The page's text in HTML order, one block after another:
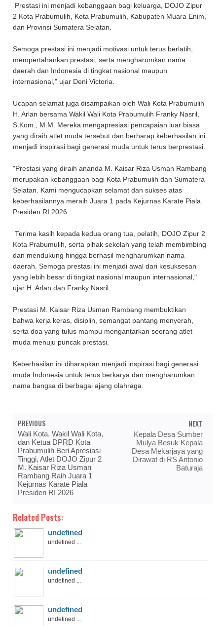
Prestasi ini menjadi kebanggaan bagi keluarga, DOJO Zipur
2 Kota Prabumulih, Kota Prabumulih, Kabupaten Muara Enim,
dan Provinsi Sumatera Selatan.
Semoga prestasi ini menjadi motivasi untuk terus berlatih,
mempertahankan prestasi, serta mengharumkan nama
daerah dan Indonesia di tingkat nasional maupun
internasional," ujar Deni Victoria.
Ucapan selamat juga disampaikan oleh Wali Kota Prabumulih
H. Arlan bersama Wakil Wali Kota Prabumulih Franky Nasril,
S.Kom., M.M. Mereka mengapresiasi pencapaian luar biasa
yang diraih atlet muda tersebut dan berharap keberhasilan ini
menjadi inspirasi bagi generasi muda untuk terus berprestasi.
"Prestasi yang diraih ananda M. Kaisar Riza Usman Rambang
merupakan kebanggaan bagi Kota Prabumulih dan Sumatera
Selatan. Kami mengucapkan selamat dan sukses atas
keberhasilannya meraih Juara 1 pada Kejurnas Karate Piala
Presiden RI 2026.
Terima kasih kepada kedua orang tua, pelatih, DOJO Zipur 2
Kota Prabumulih, serta pihak sekolah yang telah membimbing
dan mendukung hingga berhasil mengharumkan nama
daerah. Semoga prestasi ini menjadi awal dari kesuksesan
yang lebih besar di tingkat nasional maupun internasional,"
ujar H. Arlan dan Franky Nasril.
Prestasi M. Kaisar Riza Usman Rambang membuktikan
bahwa kerja keras, disiplin, semangat pantang menyerah,
serta doa yang tulus mampu mengantarkan seorang atlet
muda menuju puncak prestasi.
Keberhasilan ini diharapkan menjadi inspirasi bagi generasi
muda Indonesia untuk terus berkarya dan mengharumkan
nama bangsa di berbagai ajang olahraga.
PREVIOUS
Wali Kota, Wakil Wali Kota,
dan Ketua DPRD Kota
Prabumulih Beri Apresiasi
Tinggi, Atlet DOJO Zipur 2
M. Kaisar Riza Usman
Rambang Raih Juara 1
Kejurnas Karate Piala
Presiden RI 2026
NEXT
Kepala Desa Sumber
Mulya Besuk Kepala
Desa Mekarjaya yang
Dirawat di RS Antonio
Baturaja
Related Posts:
undefined
undefined ...
undefined
undefined ...
undefined
undefined ...